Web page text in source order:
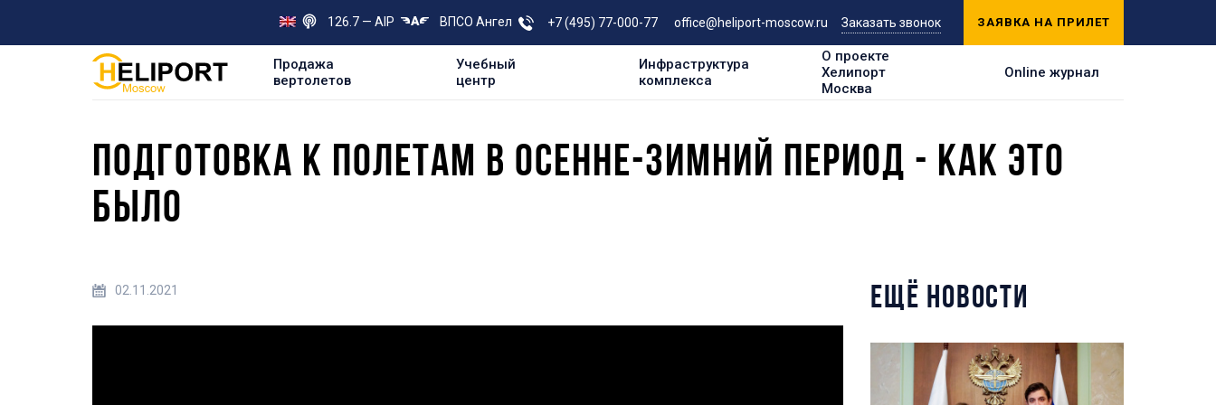
126.7 — AIP ВПСО Ангел +7 (495) 77-000-77 office@heliport-moscow.ru Заказать звонок ЗАЯВКА НА ПРИЛЕТ
Продажа
вертолетов
Учебный
центр
Инфраструктура
комплекса
О проекте
Хелипорт
Москва
Online журнал
ПОДГОТОВКА К ПОЛЕТАМ В ОСЕННЕ-ЗИМНИЙ ПЕРИОД - КАК ЭТО
БЫЛО
02.11.2021 ЕЩЁ НОВОСТИ